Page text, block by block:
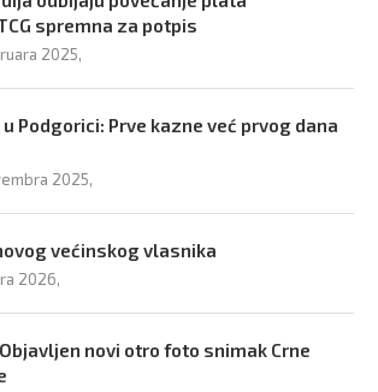
spremna za potpis
2025,
Podgorici: Prve kazne već prvog dana
2025,
većinskog vlasnika
2026,
Objavljen novi otro foto snimak Crne